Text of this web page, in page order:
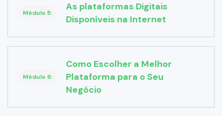
Módulo 5:
As plataformas Digitais
Disponíveis na Internet
Módulo 6:
Como Escolher a Melhor
Plataforma para o Seu
Negócio